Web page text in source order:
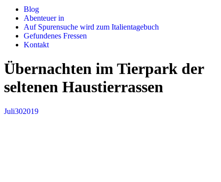
Blog
Abenteuer in
Auf Spurensuche wird zum Italientagebuch
Gefundenes Fressen
Kontakt
Übernachten im Tierpark der
seltenen Haustierrassen
Juli302019